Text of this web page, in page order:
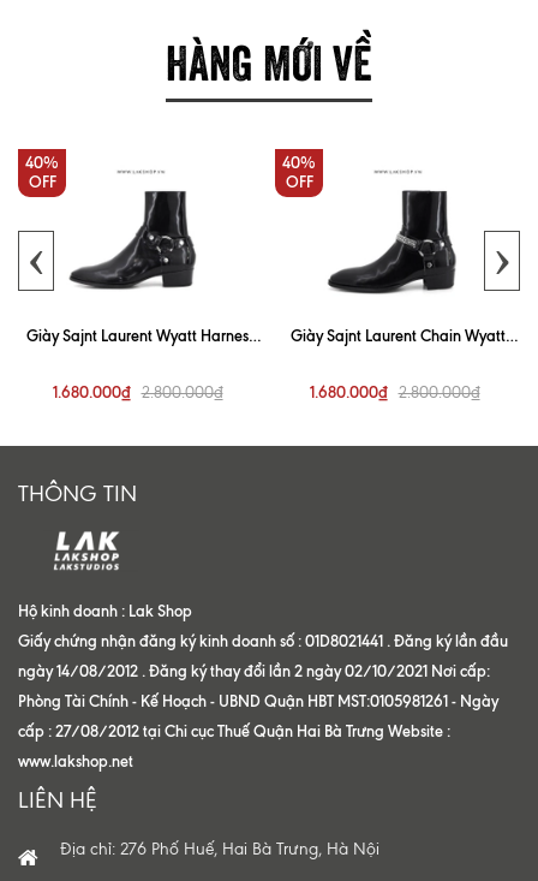
HÀNG MỚI VỀ
40%
OFF
Giày Sajnt Laurent Wyatt Harness
1.680.000₫ 2.800.000₫
40%
OFF
Giày Sajnt Laurent Chain Wyatt
1.680.000₫ 2.800.000₫
‹ ›
THÔNG TIN
Hộ kinh doanh : Lak Shop
Giấy chứng nhận đăng ký kinh doanh số : 01D8021441 . Đăng ký lần đầu
ngày 14/08/2012 . Đăng ký thay đổi lần 2 ngày 02/10/2021 Nơi cấp:
Phòng Tài Chính - Kế Hoạch - UBND Quận HBT MST:0105981261 - Ngày
cấp : 27/08/2012 tại Chi cục Thuế Quận Hai Bà Trưng Website :
www.lakshop.net
LIÊN HỆ
Địa chỉ: 276 Phố Huế, Hai Bà Trưng, Hà Nội